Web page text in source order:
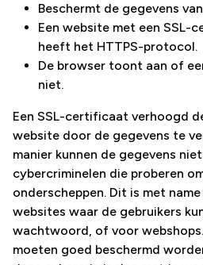
Beschermt de gegevens
Een website met een SSL-
heeft het HTTPS-protocol.
De browser toont aan of
niet.
Een SSL-certificaat verhoogd
website door de gegevens te
manier kunnen de gegevens
cybercriminelen die proberen
onderscheppen. Dit is met
websites waar de gebruikers
wachtwoord, of voor
moeten goed beschermd